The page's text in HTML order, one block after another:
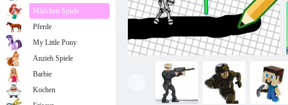
Mädchen Spiele
Pferde
My Little Pony
Anzieh Spiele
Barbie
Kochen